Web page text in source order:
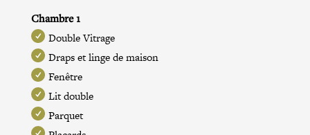
Chambre 1
Double Vitrage
Draps et linge de maison
Fenêtre
Lit double
Parquet